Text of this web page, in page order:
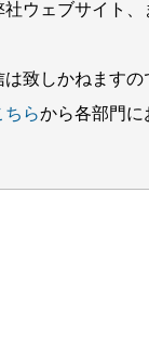
ウェブサイト
致しかねますの
ちらから各部門に